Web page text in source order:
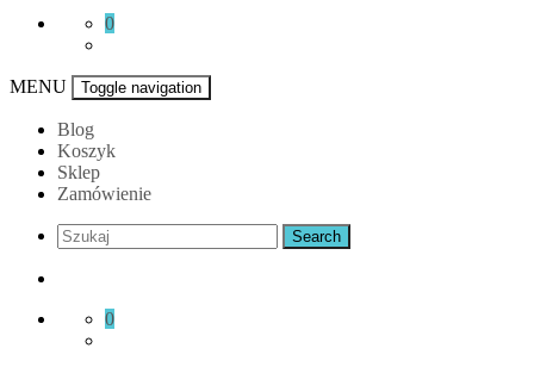
0
MENU Toggle navigation
Blog
Koszyk
Sklep
Zamówienie
0